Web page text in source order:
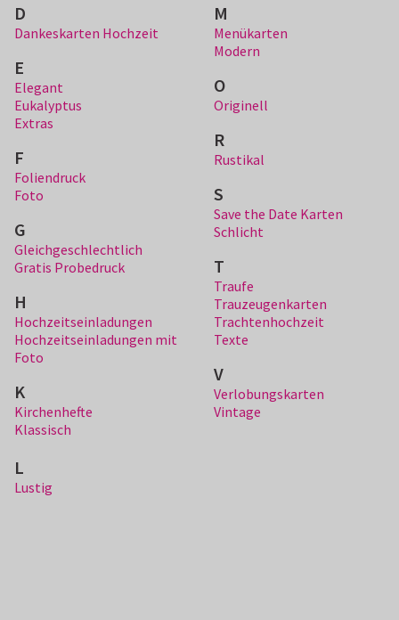
D
Dankeskarten Hochzeit
E
Elegant
Eukalyptus
Extras
F
Foliendruck
Foto
G
Gleichgeschlechtlich
Gratis Probedruck
H
Hochzeitseinladungen
Hochzeitseinladungen mit
Foto
K
Kirchenhefte
Klassisch
L
Lustig
M
Menükarten
Modern
O
Originell
R
Rustikal
S
Save the Date Karten
Schlicht
T
Traufe
Trauzeugenkarten
Trachtenhochzeit
Texte
V
Verlobungskarten
Vintage